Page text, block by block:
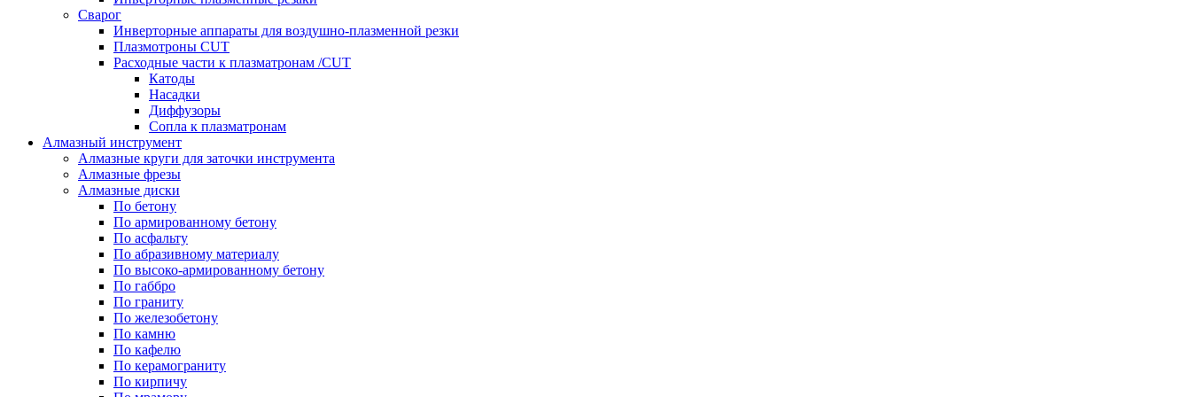
Сварог
Инверторные аппараты для воздушно-плазменной резки
Плазмотроны CUT
Расходные части к плазматронам /CUT
Катоды
Насадки
Диффузоры
Сопла к плазматронам
Алмазный инструмент
Алмазные круги для заточки инструмента
Алмазные фрезы
Алмазные диски
По бетону
По армированному бетону
По асфальту
По абразивному материалу
По высоко-армированному бетону
По габбро
По граниту
По железобетону
По камню
По кафелю
По керамограниту
По кирпичу